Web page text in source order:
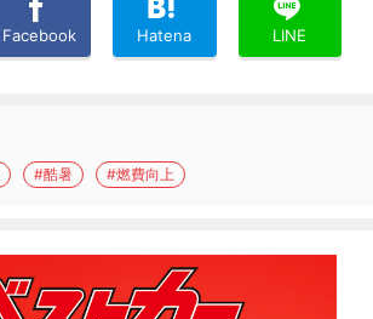
Facebook Hatena LINE
#酷暑 #燃費向上